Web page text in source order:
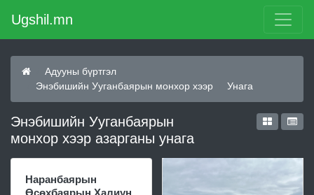
Ugshil.mn
Адууны бүртгэл
Энэбишийн Ууганбаярын монхор хээр
Унага
Энэбишийн Ууганбаярын
монхор хээр азарганы унага
Наранбаярын
Өсөхбаярын Халиун